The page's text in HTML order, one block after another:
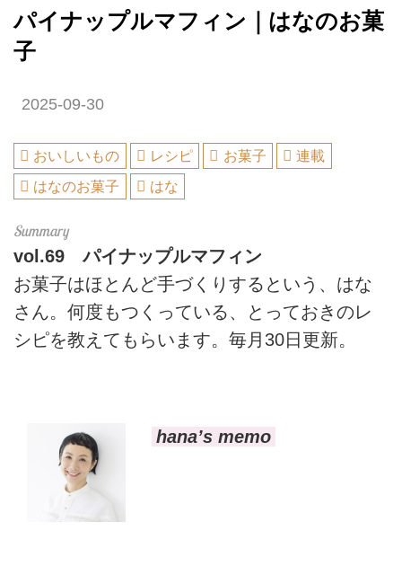
パイナップルマフィン｜はなのお菓
子
2025-09-30
おいしいもの レシピ お菓子
連載
はなのお菓子
はな
vol.69 パイナップルマフィン
お菓子はほとんど手づくりするという、はな
さん。何度もつくっている、とっておきのレ
シピを教えてもらいます。毎月30日更新。
hana’s memo